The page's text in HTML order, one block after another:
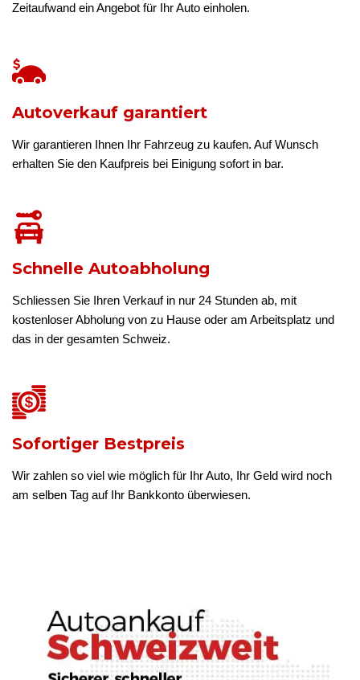
Zeitaufwand ein Angebot für Ihr Auto einholen.
Autoverkauf garantiert
Wir garantieren Ihnen Ihr Fahrzeug zu kaufen. Auf Wunsch
erhalten Sie den Kaufpreis bei Einigung sofort in bar.
Schnelle Autoabholung
Schliessen Sie Ihren Verkauf in nur 24 Stunden ab, mit
kostenloser Abholung von zu Hause oder am Arbeitsplatz und
das in der gesamten Schweiz.
Sofortiger Bestpreis
Wir zahlen so viel wie möglich für Ihr Auto, Ihr Geld wird noch
am selben Tag auf Ihr Bankkonto überwiesen.